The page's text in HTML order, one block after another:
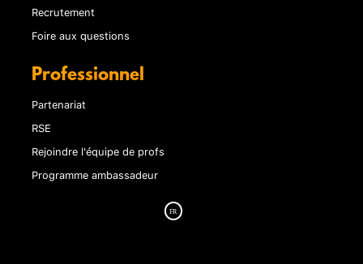
Recrutement
Foire aux questions
Professionnel
Partenariat
RSE
Rejoindre l'équipe de profs
Programme ambassadeur